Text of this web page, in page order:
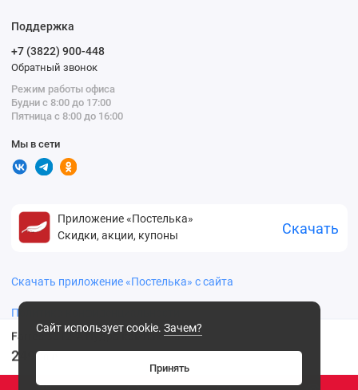
Farres 3012-A Пудра компактная
249 .00 ₽
Сайт использует cookie. Зачем?
Принять
Поддержка
+7 (3822) 900-448
Обратный звонок
Режим работы офиса
Будни с 8:00 до 17:00
Пятница с 8:00 до 16:00
Мы в сети
Приложение «Постелька»
Скидки, акции, купоны
Скачать
Скачать приложение «Постелька» с сайта
Политика конфиденциальности